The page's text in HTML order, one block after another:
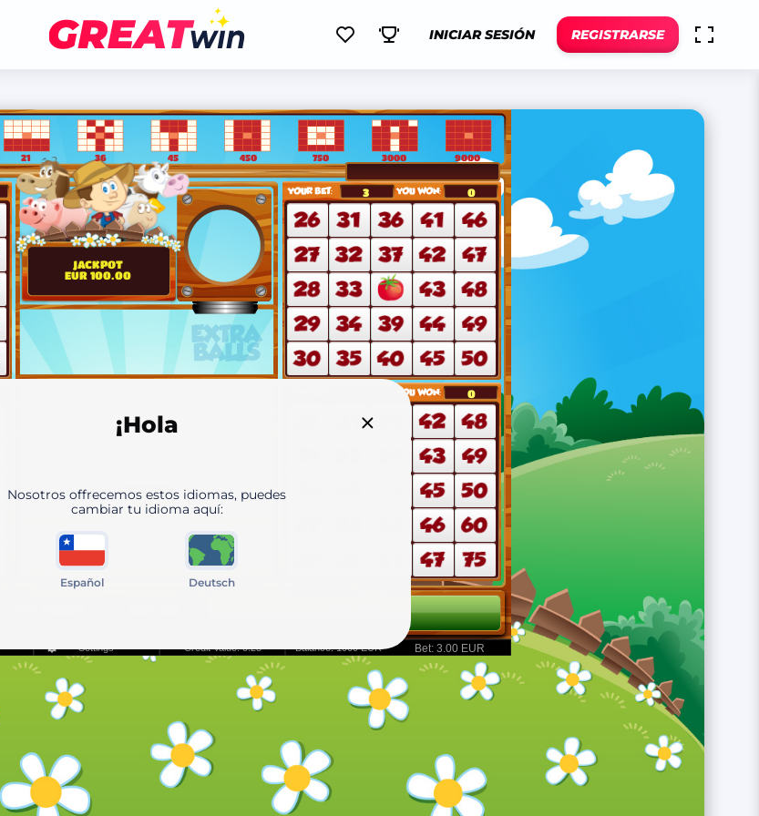
INICIAR SESIÓN REGISTRARSE
¡Hola
Nosotros offrecemos estos idiomas, puedes
cambiar tu idioma aquí:
Español Deutsch